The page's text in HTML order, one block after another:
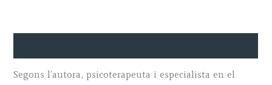
Segons l’autora, psicoterapeuta i especialista en el